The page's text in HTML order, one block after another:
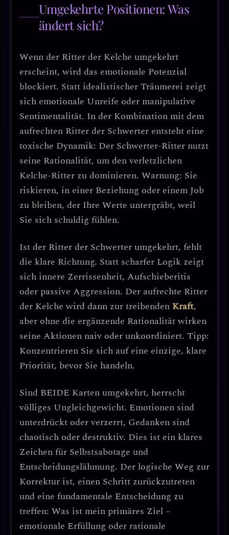
Umgekehrte Positionen: Was
ändert sich?
Wenn der Ritter der Kelche umgekehrt
erscheint, wird das emotionale Potenzial
blockiert. Statt idealistischer Träumerei zeigt
sich emotionale Unreife oder manipulative
Sentimentalität. In der Kombination mit dem
aufrechten Ritter der Schwerter entsteht eine
toxische Dynamik: Der Schwerter-Ritter nutzt
seine Rationalität, um den verletzlichen
Kelche-Ritter zu dominieren. Warnung: Sie
riskieren, in einer Beziehung oder einem Job
zu bleiben, der Ihre Werte untergräbt, weil
Sie sich schuldig fühlen.
Ist der Ritter der Schwerter umgekehrt, fehlt
die klare Richtung. Statt scharfer Logik zeigt
sich innere Zerrissenheit, Aufschieberitis
oder passive Aggression. Der aufrechte Ritter
der Kelche wird dann zur treibenden Kraft,
aber ohne die ergänzende Rationalität wirken
seine Aktionen naiv oder unkoordiniert. Tipp:
Konzentrieren Sie sich auf eine einzige, klare
Priorität, bevor Sie handeln.
Sind BEIDE Karten umgekehrt, herrscht
völliges Ungleichgewicht. Emotionen sind
unterdrückt oder verzerrt, Gedanken sind
chaotisch oder destruktiv. Dies ist ein klares
Zeichen für Selbstsabotage und
Entscheidungslähmung. Der logische Weg zur
Korrektur ist, einen Schritt zurückzutreten
und eine fundamentale Entscheidung zu
treffen: Was ist mein primäres Ziel –
emotionale Erfüllung oder rationale